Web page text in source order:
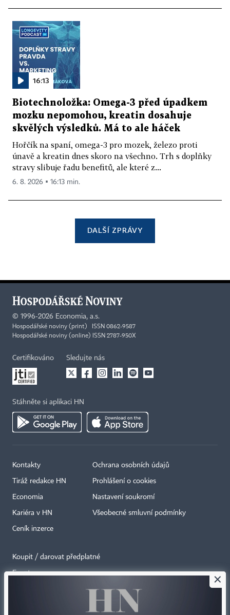
16:13
Biotechnoložka: Omega-3 před úpadkem
mozku nepomohou, kreatin dosahuje
skvělých výsledků. Má to ale háček
Hořčík na spaní, omega-3 pro mozek, železo proti
únavě a kreatin dnes skoro na všechno. Trh s doplňky
stravy slibuje řadu benefitů, ale které z...
6. 8. 2026 ▪ 16:13 min.
DALŠÍ ZPRÁVY
© 1996-2026 Economia, a.s.
Hospodářské noviny (print) ISSN 0862-9587
Hospodářské noviny (online) ISSN 2787-950X
Certifikováno Sledujte nás
Stáhněte si aplikaci HN
Kontakty
Tiráž redakce HN
Economia
Kariéra v HN
Ceník inzerce
Ochrana osobních údajů
Prohlášení o cookies
Nastavení soukromí
Všeobecné smluvní podmínky
Koupit / darovat předplatné
Eventy ×